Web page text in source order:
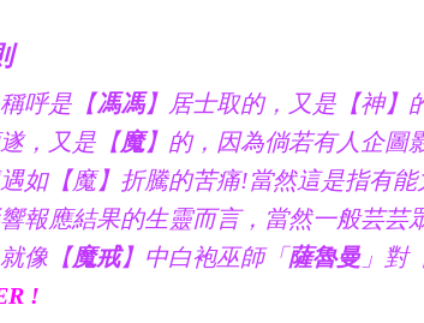
呼是【馮馮】居士取的，又是【神】
，又是【魔】的，因為倘若有人企圖
如【魔】折騰的苦痛!當然這是指有能
報應結果的生靈而言，當然一般芸芸
像【魔戒】中白袍巫師「薩魯曼」對
!